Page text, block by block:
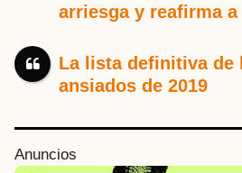
arriesga y reafirma
La lista definitiva de
ansiados de 2019
Anuncios